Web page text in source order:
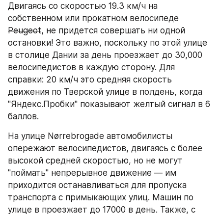
Двигаясь со скоростью 19.3 км/ч на
Peugeot, не придется совершать ни одной
остановки! Это важно, поскольку по этой улице
в столице Дании за день проезжает до 30,000
велосипедистов в каждую сторону. Для
справки: 20 км/ч это средняя скорость
движения по Тверской улице в полдень, когда
"Яндекс.Пробки" показывают желтый сигнал в 6
баллов.
На улице Nørrebrogade автомобилисты
опережают велосипедистов, двигаясь с более
высокой средней скоростью, но не могут
"поймать" непрерывное движение — им
приходится останавливаться для пропуска
транспорта с примыкающих улиц. Машин по
улице в проезжает до 17000 в день. Также, с